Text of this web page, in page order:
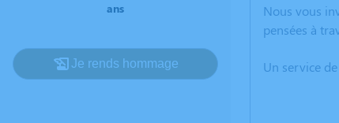
ans
Je rends hommage
Nous vous
pensées à
Un service